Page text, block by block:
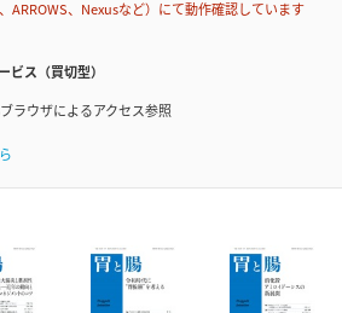
ARROWS、Nexusなど）にて動作確認しています
ビス（買切型）
ラウザによるアクセス参照